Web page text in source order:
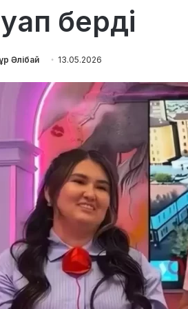
берді
Әлібай 13.05.2026